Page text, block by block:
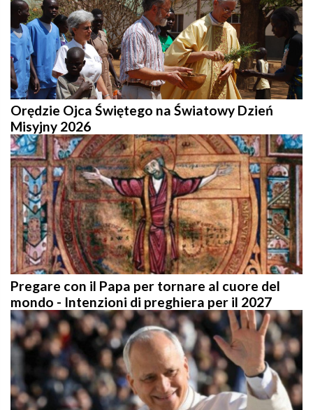
Orędzie Ojca Świętego na Światowy Dzień
Misyjny 2026
Pregare con il Papa per tornare al cuore del
mondo - Intenzioni di preghiera per il 2027